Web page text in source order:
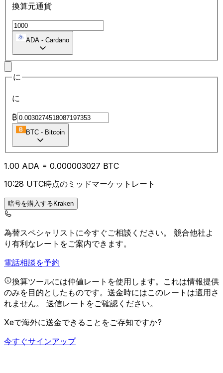
換算元通貨
ADA - Cardano
に
に
₿
BTC - Bitcoin
1.00 ADA = 0.000003027 BTC
10:28 UTC時点のミッドマーケットレート
暗号を購入するKraken
為替スペシャリストに今すぐご相談ください。 競合他社よ
り有利なレートをご案内できます。
電話相談を予約
換算ツールには仲値レートを使用します。これは情報提供
のみを目的としたものです。送金時にはこのレートは適用さ
れません。 送信レートをご確認ください。
Xeで海外に送金できることをご存知ですか?
今すぐサインアップ